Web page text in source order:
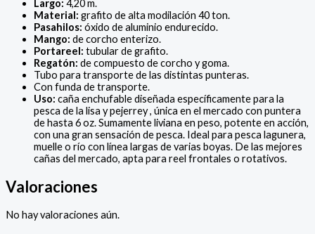
Largo: 4,20 m.
Material: grafito de alta modilación 40 ton.
Pasahilos: óxido de aluminio endurecido.
Mango: de corcho enterizo.
Portareel: tubular de grafito.
Regatón: de compuesto de corcho y goma.
Tubo para transporte de las distintas punteras.
Con funda de transporte.
Uso: caña enchufable diseñada específicamente para la
pesca de la lisa y pejerrey , única en el mercado con puntera
de hasta 6 oz. Sumamente liviana en peso, potente en acción,
con una gran sensación de pesca. Ideal para pesca lagunera,
muelle o río con línea largas de varias boyas. De las mejores
cañas del mercado, apta para reel frontales o rotativos.
Valoraciones
No hay valoraciones aún.